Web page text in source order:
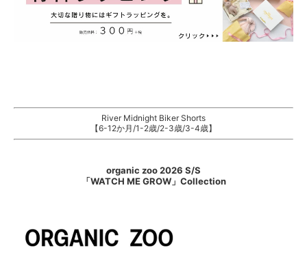
River Midnight Biker Shorts
【6-12か月/1-2歳/2-3歳/3-4歳】
organic zoo 2026 S/S
「WATCH ME GROW」Collection